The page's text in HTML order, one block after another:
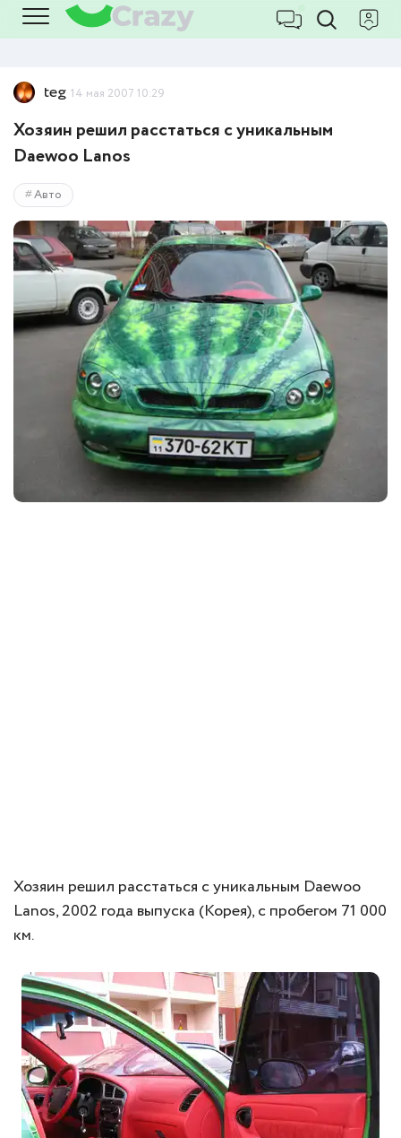
teg 14 мая 2007 10:29
Хозяин решил расстаться с уникальным
Daewoo Lanos
Авто
Хозяин решил расстаться с уникальным Daewoo
Lanos, 2002 года выпуска (Корея), с пробегом 71 000
км.